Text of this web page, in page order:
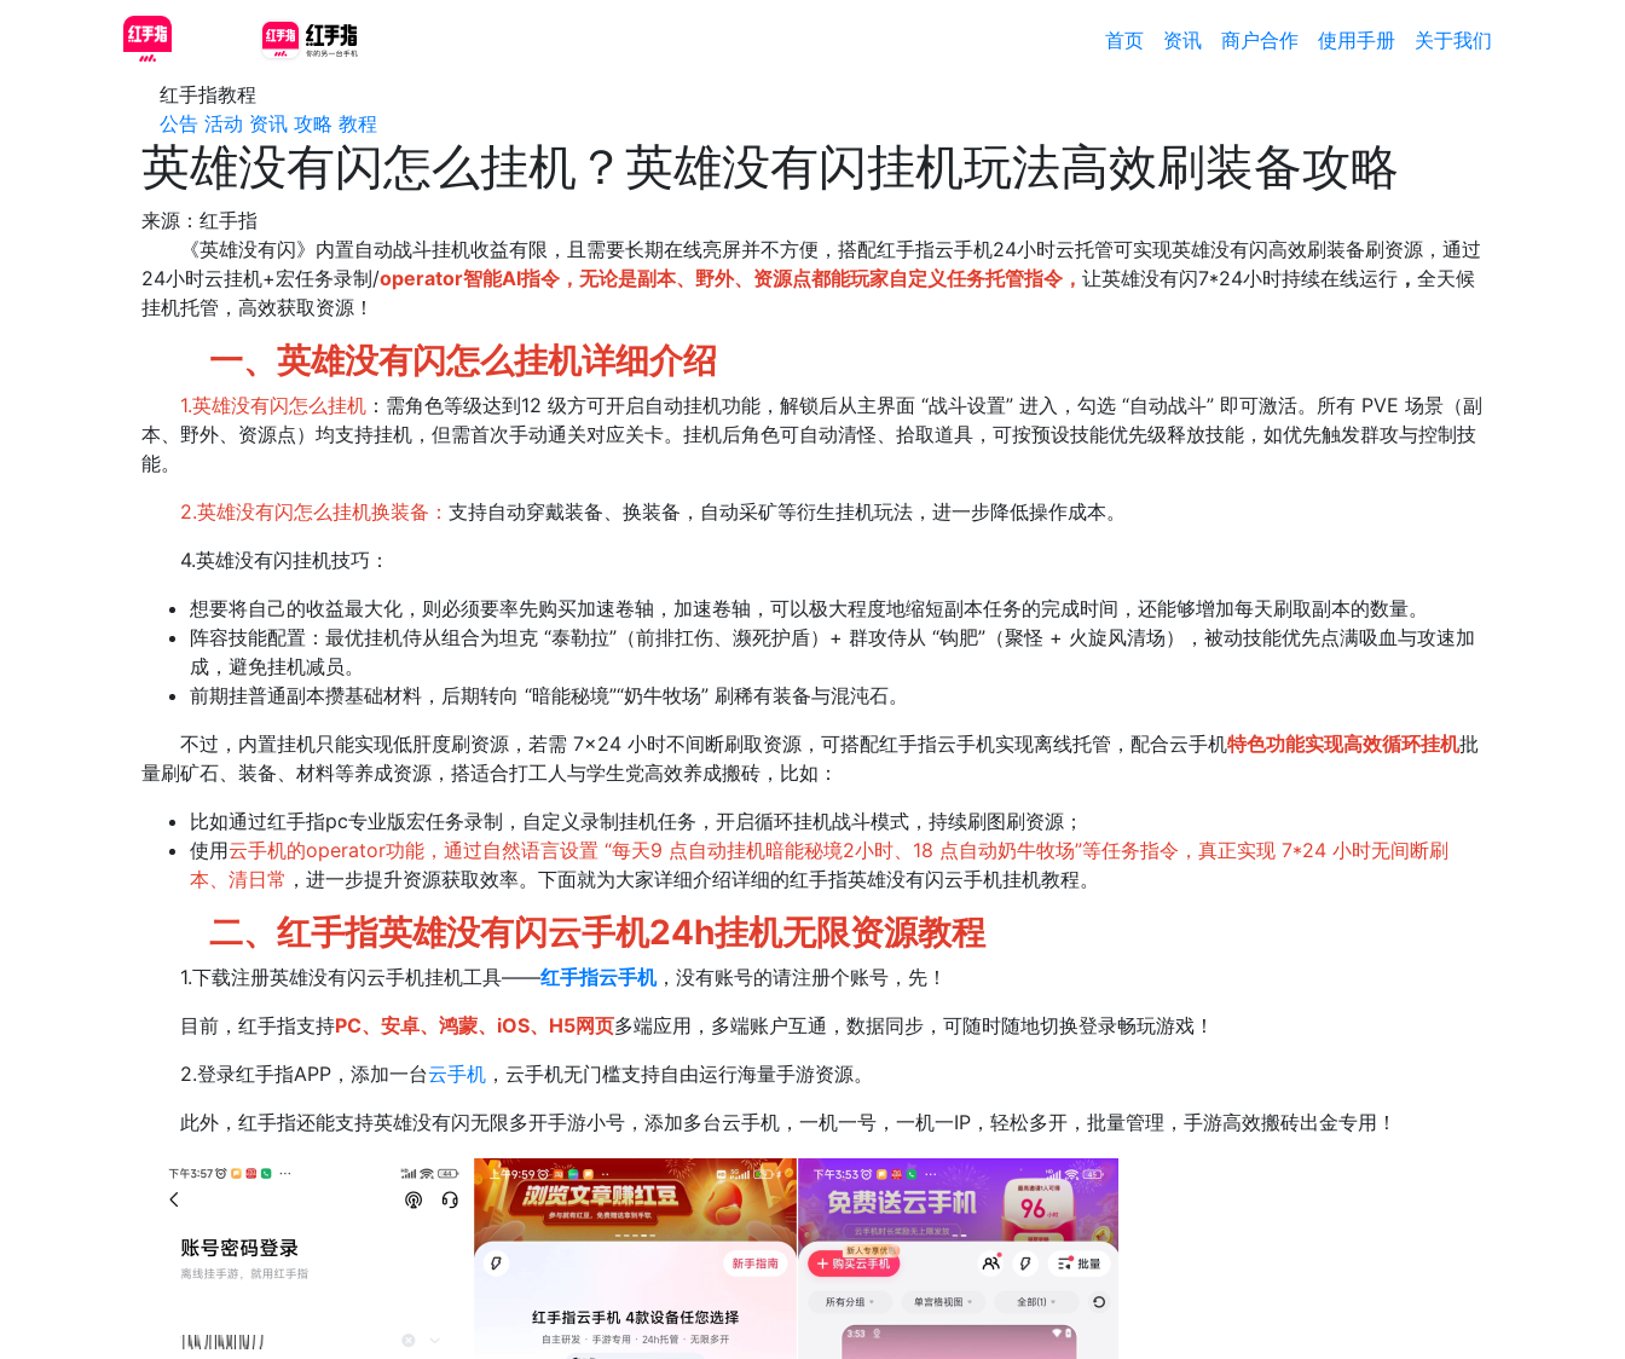
首页 资讯 商户合作 使用手册 关于我们
红手指教程
公告 活动 资讯 攻略 教程
英雄没有闪怎么挂机？英雄没有闪挂机玩法高效刷装备攻略
来源：红手指
《英雄没有闪》内置自动战斗挂机收益有限，且 需要长期在线亮屏并不方便，搭配红手指云手机24小时云托管可实现英雄没有闪高效刷装备刷资源 ，通过
24小时云挂机+宏任务录制/operator智能AI指令，无论是副本、野外、资源点都能玩家自定义任务托管指令， 让英雄没有闪7*24小时持续在线运行 ， 全天候
挂机托管，高效获取资源！
一、英雄没有闪怎么挂机详细介绍
1.英雄没有闪怎么挂机 ：需角色等级达到12 级方可开启自动挂机功能，解锁后从主界面 “战斗设置” 进入，勾选 “自动战斗” 即可激活。所有 PVE 场景（副
本、野外、资源点）均支持挂机，但需首次手动通关对应关卡。挂机后角色可自动清怪、拾取道具，可按预设技能优先级释放技能，如优先触发群攻与控制技
能。
2.英雄没有闪怎么挂机换装备： 支持自动穿戴装备、换装备，自动采矿等衍生挂机玩法，进一步降低操作成本。
4.英雄没有闪挂机技巧：
想要将自己的收益最大化，则必须要率先购买加速卷轴，加速卷轴，可以极大程度地缩短副本任务的完成时间，还能够增加每天刷取副本的数量。
阵容技能配置：最优挂机侍从组合为坦克 “泰勒拉”（前排扛伤、濒死护盾）+ 群攻侍从 “钩肥”（聚怪 + 火旋风清场），被动技能优先点满吸血与攻速加
成，避免挂机减员。
前期挂普通副本攒基础材料，后期转向 “暗能秘境”“奶牛牧场” 刷稀有装备与混沌石。
不过，内置挂机只能实现低肝度刷资源，若需 7×24 小时不间断刷取资源，可搭配红手指云手机实现离线托管，配合云手机特色功能实现高效循环挂机批
量刷矿石、装备、材料等养成资源，搭适合打工人与学生党高效养成搬砖，比如：
比如通过红手指pc专业版宏任务录制，自定义录制挂机任务，开启循环挂机战斗模式，持续刷图刷资源；
使用云手机的operator功能，通过自然语言设置 “每天9 点自动挂机暗能秘境2小时、18 点自动奶牛牧场”等任务指令，真正实现 7*24 小时无间断刷
本、清日常 ，进一步提升资源获取效率。下面就为大家详细介绍详细的红手指英雄没有闪云手机挂机教程。
二、红手指英雄没有闪云手机24h挂机无限资源教程
1.下载注册英雄没有闪云手机挂机工具——红手指云手机，没有账号的请注册个账号，先！
目前，红手指支持PC、安卓、鸿蒙、iOS、H5网页多端应用，多端账户互通，数据同步，可随时随地切换登录畅玩游戏！
2.登录红手指APP，添加一台云手机 ，云手机无门槛支持自由运行海量手游资源。
此外，红手指还能支持英雄没有闪无限多开手游小号，添加多台云手机，一机一号，一机一IP，轻松多开，批量管理，手游高效搬砖出金专用！